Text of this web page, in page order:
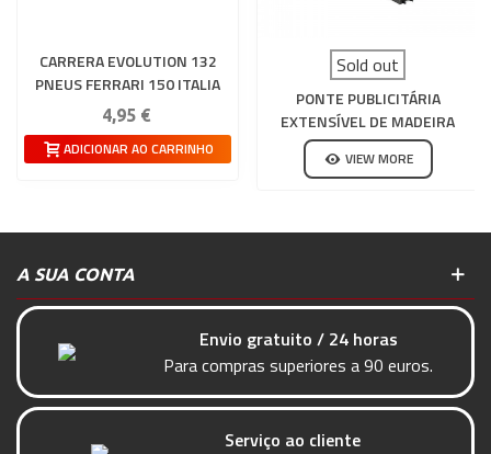
CARRERA EVOLUTION 132
PNEUS FERRARI 150 ITALIA
FERNANDO ALONSO N5
4,95 €
ADICIONAR AO CARRINHO
Sold out
PONTE PUBLICITÁRIA
EXTENSÍVEL DE MADEIRA
PARA CIRCUITO DE SLOT
VIEW MORE
A SUA CONTA
Envio gratuito / 24 horas
Para compras superiores a 90 euros.
Serviço ao cliente